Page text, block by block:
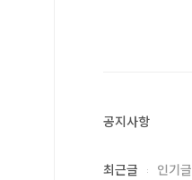
공지사항
최근글 인기글